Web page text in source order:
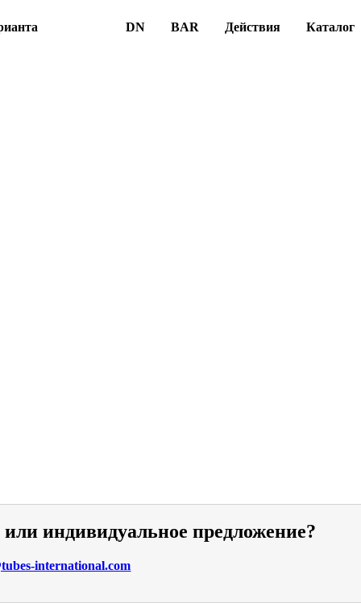
DN BAR Действия Каталог
индивидуальное предложение?
international.com